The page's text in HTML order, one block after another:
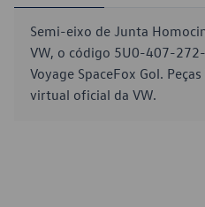
Semi-eixo de Junta
VW, o código 5U0-407-
Voyage SpaceFox Gol.
virtual oficial da VW.